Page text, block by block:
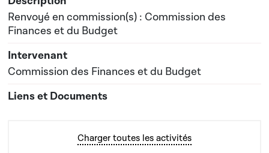
Renvoyé en commission(s) : Commission des
Finances et du Budget
Commission des Finances et du Budget
Charger toutes les activités